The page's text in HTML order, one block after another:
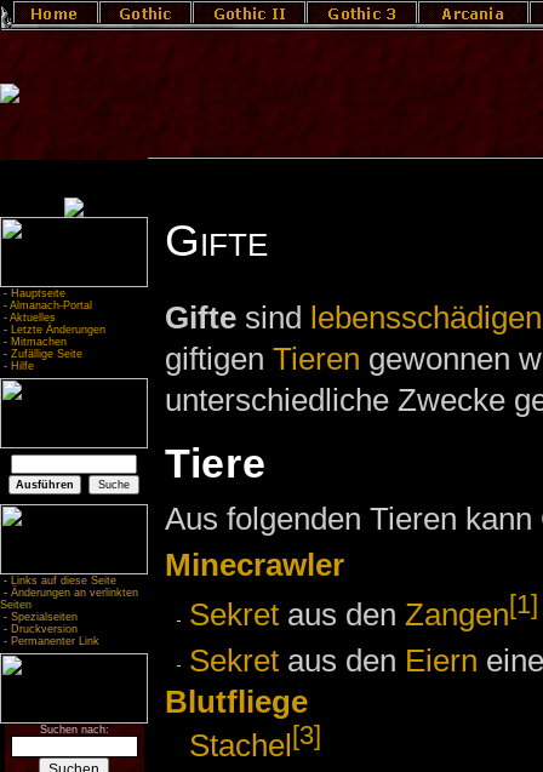
- Hauptseite
- Almanach-Portal
- Aktuelles
- Letzte Änderungen
- Mitmachen
- Zufällige Seite
- Hilfe
- Links auf diese Seite
- Änderungen an verlinkten
Seiten
- Spezialseiten
- Druckversion
- Permanenter Link
Suchen nach:
Gifte
Giftesind
giftigen Tieren gewonnen
unterschiedliche Zwecke
Tiere
Aus folgenden Tieren
Minecrawler
Sekret aus den Zangen[1]
Sekret aus den Eiern
Blutfliege
Stachel[3]